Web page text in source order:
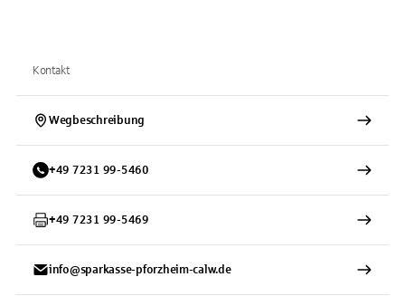
Kontakt
Wegbeschreibung
+49 7231 99-5460
+49 7231 99-5469
info@sparkasse-pforzheim-calw.de